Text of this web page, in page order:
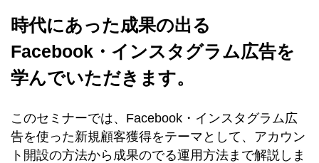
時代にあった成果の出る
Facebook・インスタグラム広告を
学んでいただきます。
このセミナーでは、Facebook・インスタグラム広
告を使った新規顧客獲得をテーマとして、アカウン
ト開設の方法から成果のでる運用方法まで解説しま